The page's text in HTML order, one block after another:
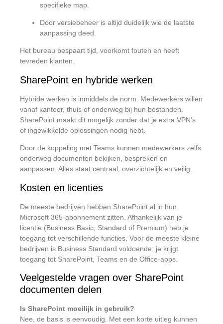
specifieke map.
Door versiebeheer is altijd duidelijk wie de laatste
aanpassing deed.
Het bureau bespaart tijd, voorkomt fouten en heeft
tevreden klanten.
SharePoint en hybride werken
Hybride werken is inmiddels de norm. Medewerkers willen
vanaf kantoor, thuis of onderweg bij hun bestanden.
SharePoint maakt dit mogelijk zonder dat je extra VPN’s
of ingewikkelde oplossingen nodig hebt.
Door de koppeling met Teams kunnen medewerkers zelfs
onderweg documenten bekijken, bespreken en
aanpassen. Alles staat centraal, overzichtelijk en veilig.
Kosten en licenties
De meeste bedrijven hebben SharePoint al in hun
Microsoft 365-abonnement zitten. Afhankelijk van je
licentie (Business Basic, Standard of Premium) heb je
toegang tot verschillende functies. Voor de meeste kleine
bedrijven is Business Standard voldoende: je krijgt
toegang tot SharePoint, Teams en de Office-apps.
Veelgestelde vragen over SharePoint
documenten delen
Is SharePoint moeilijk in gebruik?
Nee, de basis is eenvoudig. Met een korte uitleg kunnen